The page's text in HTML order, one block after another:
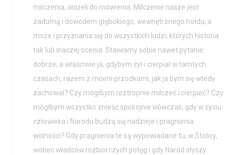
milczenia, aniżeli do mówienia. Milczenie nasze jest
zadumą i dowodem głębokiego, wewnętrznego hołdu, a
może i przyznania się do wszystkich ludzi, których historia
tak lub inaczej ocenia. Stawiamy sobie nawet pytanie:
dobrze, a właściwie ja, gdybym żył i cierpiał w tamtych
czasach, razem z moimi przodkami, jak ja bym się wtedy
zachował? Czy mógłbym roztropnie milczeć i cierpieć? Czy
mógłbym wszystko znieść spokojnie wówczas, gdy w życiu
człowieka i Narodu budzą się nadzieje i pragnienia
wolności? Gdy pragnienia te są wypowiadane tu, w Stolicy,
wobec władców rozbiorczych potęg i gdy Naród słyszy